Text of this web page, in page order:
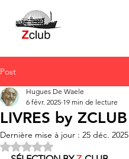
Post
LIVRES by ZCLUB
Hugues De Waele
6 févr. 2025 19 min de lecture
Dernière mise à jour : 25 déc. 2025
Noté NaN étoiles sur 5.